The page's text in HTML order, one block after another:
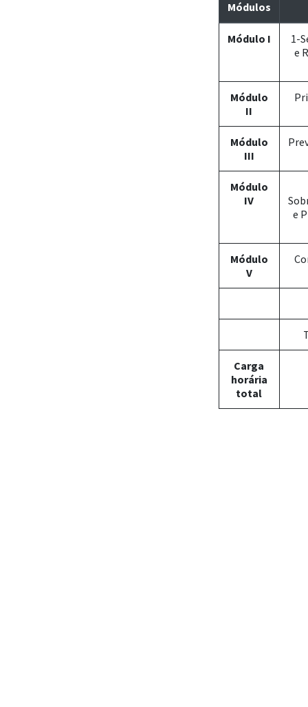
Módulos
Módulo I
1-
e
Módulo
II
Módulo
III
Módulo
IV
e
Módulo
V
Carga
horária
total